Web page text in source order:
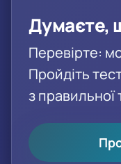
Думаєте,
Перевірте:
Пройдіть
з правильної